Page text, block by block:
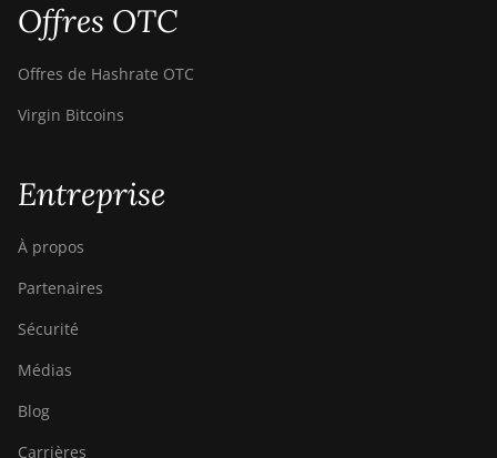
Offres OTC
Offres de Hashrate OTC
Virgin Bitcoins
Entreprise
À propos
Partenaires
Sécurité
Médias
Blog
Carrières